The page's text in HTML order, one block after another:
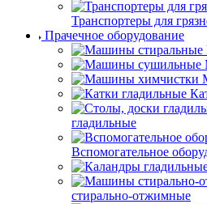
Транспортеры для
Прачечное оборудование
гладильные
Вспомогательное
стирально-отжимные